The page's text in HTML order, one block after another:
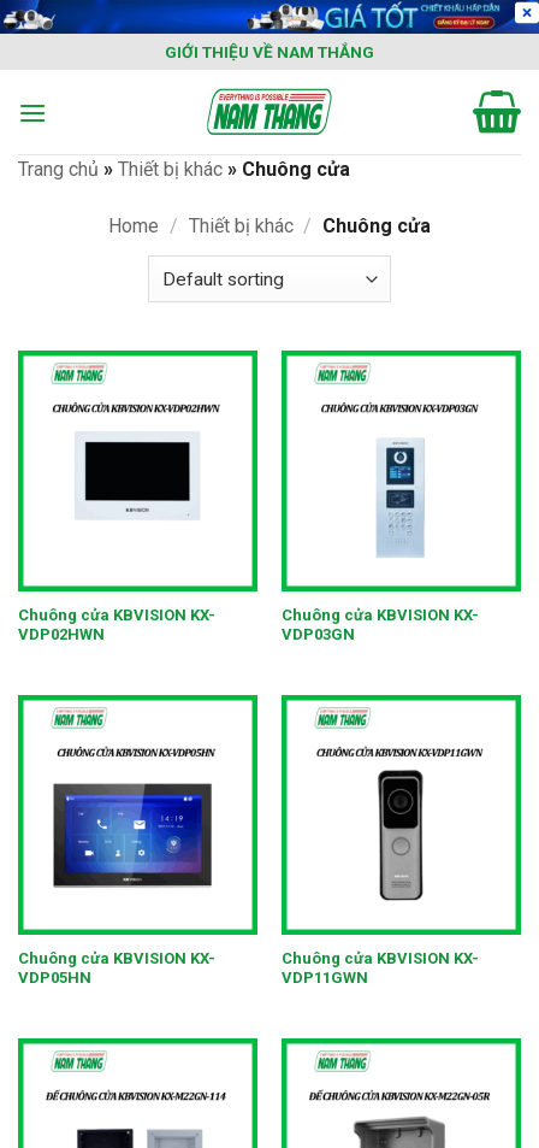
Skip
content
GIỚI THIỆU VỀ NAM THẮNG
Trang chủ » Thiết bị khác » Chuông cửa
Home / Thiết bị khác / Chuông cửa
Chuông cửa KBVISION KX-
VDP02HWN
Chuông cửa KBVISION KX-
VDP03GN
Chuông cửa KBVISION KX-
VDP05HN
Chuông cửa KBVISION KX-
VDP11GWN